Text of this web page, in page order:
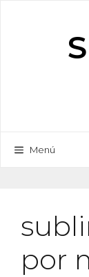
Menú
por